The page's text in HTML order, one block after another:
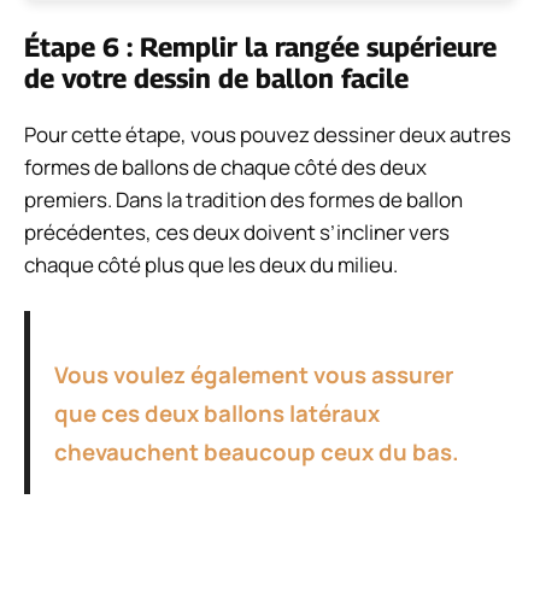
Étape 6 : Remplir la rangée supérieure
de votre dessin de ballon facile
Pour cette étape, vous pouvez dessiner deux autres
formes de ballons de chaque côté des deux
premiers. Dans la tradition des formes de ballon
précédentes, ces deux doivent s’incliner vers
chaque côté plus que les deux du milieu.
Vous voulez également vous assurer
que ces deux ballons latéraux
chevauchent beaucoup ceux du bas.